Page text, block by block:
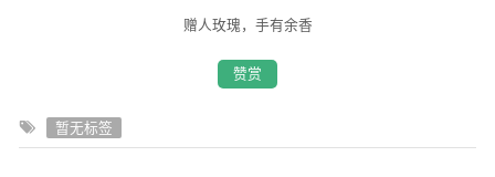
赠人玫瑰，手有余香
赞赏
暂无标签